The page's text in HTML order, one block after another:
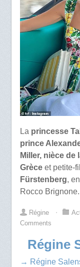
La princesse
prince
Miller, nièce de
Grèceet petite-
Fürstenberg,
Rocco Brignone.
Régine ⋅
Comments
Régine
→ Régine